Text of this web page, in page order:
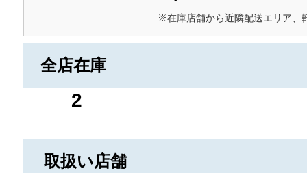
※在庫店舗から近隣配送エリア、
全店在庫
2
取扱い店舗